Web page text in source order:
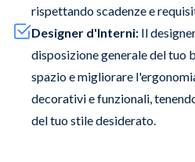
rispettando scadenze e
Designer d'Interni: Il
disposizione generale del tuo
spazio e migliorare
decorativi e funzionali,
del tuo stile desiderato.